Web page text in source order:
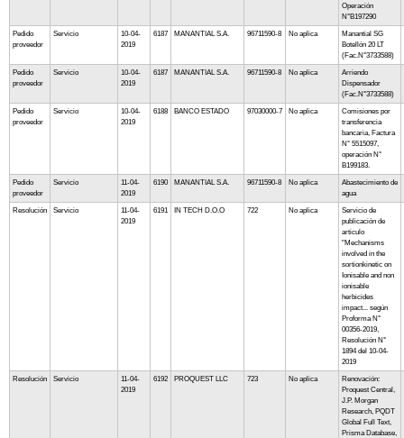
Operación
N°B197290
Pedido
proveedor
Servicio
10-04-
2019
6187 MANANTIAL S.A. 96711590-8 No aplica
Manantial SG
Botellón 20 LT
(Fac.N°3733588)
Pedido
proveedor
Servicio
10-04-
2019
6187 MANANTIAL S.A. 96711590-8 No aplica
Arriendo
Dispensador
(Fac.N°3733588)
Pedido
proveedor
Servicio
10-04-
2019
6188 BANCO ESTADO 97030000-7 No aplica
Comisiones por
transferencia
bancaria, Factura
N° 5515097,
operación N°
B199183.
Pedido
proveedor
Servicio
11-04-
2019
6190 MANANTIAL S.A. 96711590-8 No aplica
Abastecimiento de
agua
Resolución Servicio
11-04-
2019
6191 IN TECH D.O.O 722 No aplica
Servicio de
publicación de
articulo
"Mechanisms
involved in the
sortionkinetic on
Ionisable and non
ionisable
herbicides
impact... según
Proforma N°
00356-2019,
Resolución N°
1894 del 10-04-
2019
Resolución Servicio
11-04-
2019
6192 PROQUEST LLC 723 No aplica
Renovación:
Proquest Central,
J.P. Morgan
Research, PQDT
Global Full Text,
Prisma Database,